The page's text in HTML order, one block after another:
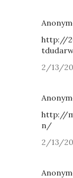
http://
2/13/
http://
n/
2/13/